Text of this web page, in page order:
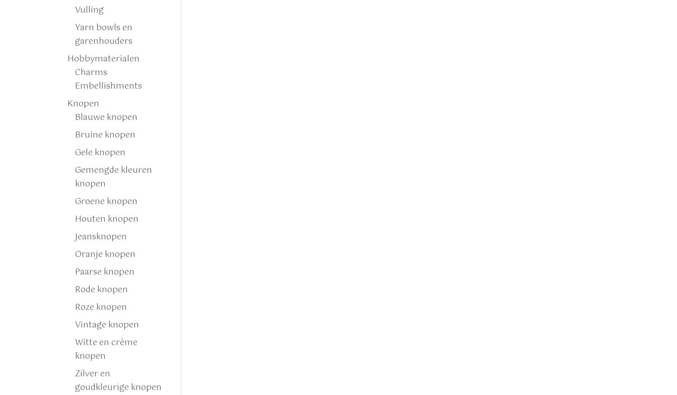
Vulling
Yarn bowls en
garenhouders
Hobbymaterialen
Charms
Embellishments
Knopen
Blauwe knopen
Bruine knopen
Gele knopen
Gemengde kleuren
knopen
Groene knopen
Houten knopen
Jeansknopen
Oranje knopen
Paarse knopen
Rode knopen
Roze knopen
Vintage knopen
Witte en crème
knopen
Zilver en
goudkleurige knopen